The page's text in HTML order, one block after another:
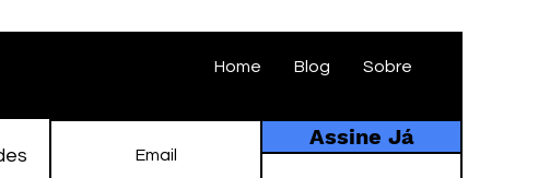
Home Blog Sobre
Assine Já